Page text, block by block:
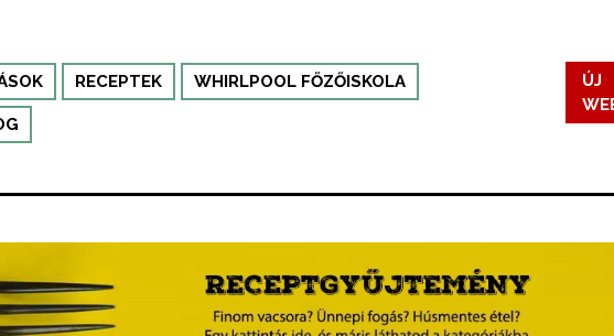
RECEPTEK WHIRLPOOL FŐZŐISKOLA
ÚJ